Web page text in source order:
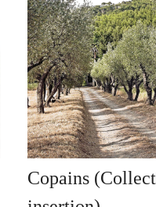
Copains